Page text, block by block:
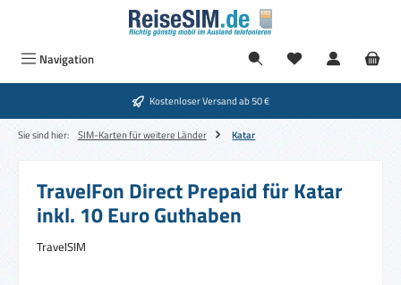
Zum Hauptinhalt springen
Navigation
Kostenloser Versand ab 50 €
Sie sind hier: SIM-Karten für weitere Länder Katar
TravelFon Direct Prepaid für Katar
inkl. 10 Euro Guthaben
TravelSIM